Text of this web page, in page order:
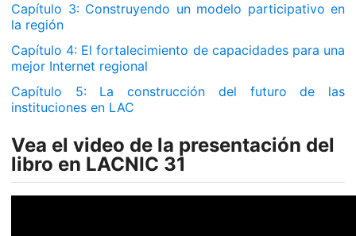
Capítulo 3: Construyendo un modelo participativo en
la región
Capítulo 4: El fortalecimiento de capacidades para una
mejor Internet regional
Capítulo 5: La construcción del futuro de las
instituciones en LAC
Vea el video de la presentación del
libro en LACNIC 31